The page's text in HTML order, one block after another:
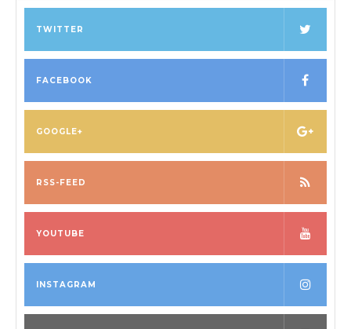
TWITTER
FACEBOOK
GOOGLE+
RSS-FEED
YOUTUBE
INSTAGRAM